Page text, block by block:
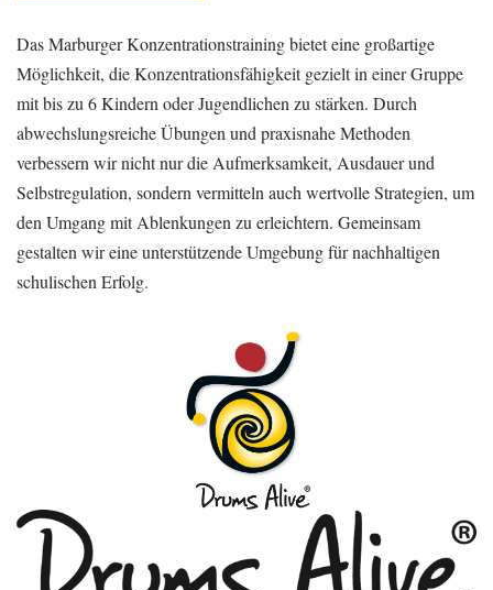
Das Marburger Konzentrationstraining bietet eine großartige
Möglichkeit, die Konzentrationsfähigkeit gezielt in einer Gruppe
mit bis zu 6 Kindern oder Jugendlichen zu stärken. Durch
abwechslungsreiche Übungen und praxisnahe Methoden
verbessern wir nicht nur die Aufmerksamkeit, Ausdauer und
Selbstregulation, sondern vermitteln auch wertvolle Strategien, um
den Umgang mit Ablenkungen zu erleichtern. Gemeinsam
gestalten wir eine unterstützende Umgebung für nachhaltigen
schulischen Erfolg.